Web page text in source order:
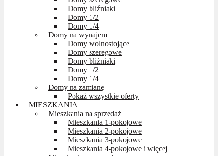
Domy bliźniaki
Domy 1/2
Domy 1/4
Domy na wynajem
Domy wolnostojące
Domy szeregowe
Domy bliźniaki
Domy 1/2
Domy 1/4
Domy na zamianę
Pokaż wszystkie oferty
MIESZKANIA
Mieszkania na sprzedaż
Mieszkania 1-pokojowe
Mieszkania 2-pokojowe
Mieszkania 3-pokojowe
Mieszkania 4-pokojowe i więcej